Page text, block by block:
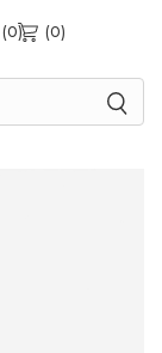
0 0